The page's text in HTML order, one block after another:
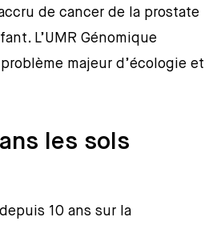
de cancer de la prostate
L’UMR Génomique
majeur d’écologie et
les sols
10 ans sur la